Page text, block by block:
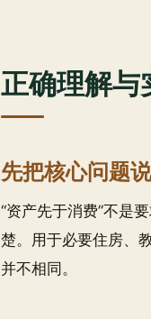
正确理解与
先把核心问题
“资产先于消费”不是
楚。用于必要住房、
并不相同。